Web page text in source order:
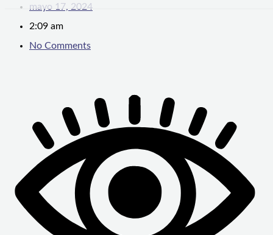
mayo 17, 2024
2:09 am
No Comments